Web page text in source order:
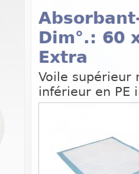
Dim°.: 60
Extra
Voile supérieur
inférieur en PE